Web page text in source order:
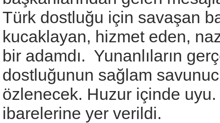
Türk dostluğu için savaşan
kucaklayan, hizmet eden,
bir adamdı. Yunanlıların
dostluğunun sağlam
özlenecek. Huzur içinde uyu.
ibarelerine yer verildi.